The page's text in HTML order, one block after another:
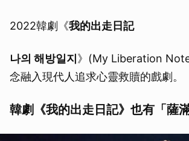
2022韓劇《我的出走日記
나의 해방일지》(My Liberation
念融入現代人追求心靈救贖的戲劇。
韓劇《我的出走日記》也有「薩